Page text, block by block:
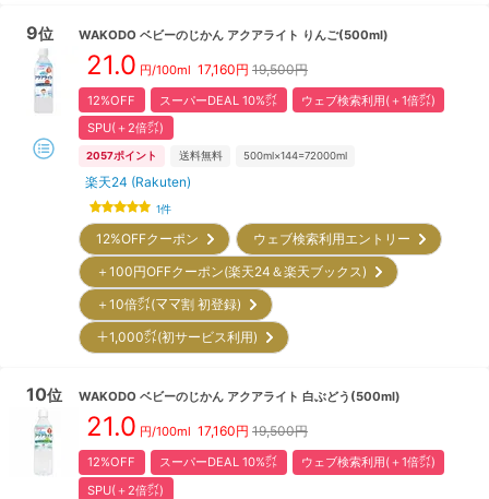
9位 WAKODO ベビーのじかん アクアライト りんご(500ml)
21.0 円/100ml 17,160円 19,500円
12%OFF スーパーDEAL 10%㌽
ウェブ検索利用(＋1倍㌽)
SPU(＋2倍㌽)
2057ポイント 送料無料 500ml×144=72000ml
楽天24 (Rakuten)
1件
12%OFFクーポン
ウェブ検索利用エントリー
＋100円OFFクーポン(楽天24＆楽天ブックス)
＋10倍㌽(ママ割 初登録)
＋1,000㌽(初サービス利用)
10位 WAKODO ベビーのじかん アクアライト 白ぶどう(500ml)
21.0 円/100ml 17,160円 19,500円
12%OFF スーパーDEAL 10%㌽
ウェブ検索利用(＋1倍㌽)
SPU(＋2倍㌽)